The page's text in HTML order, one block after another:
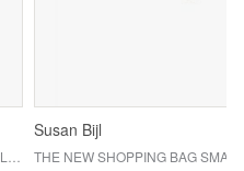
Susan Bijl